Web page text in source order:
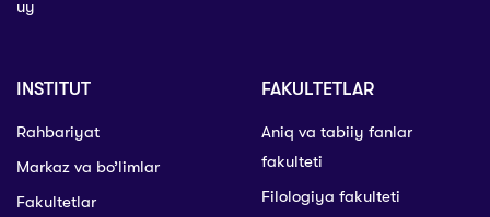
uy
INSTITUT
Rahbariyat
Markaz va bo’limlar
Fakultetlar
FAKULTETLAR
Aniq va tabiiy fanlar
fakulteti
Filologiya fakulteti